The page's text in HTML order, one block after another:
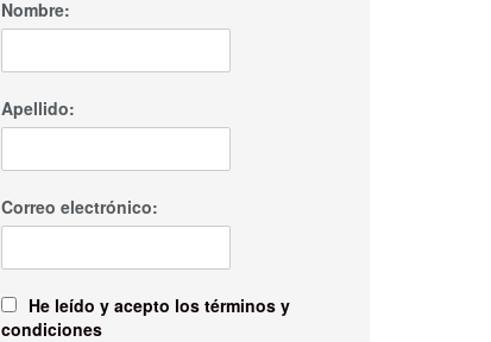
Nombre:
Apellido:
Correo electrónico:
He leído y acepto los términos y
condiciones